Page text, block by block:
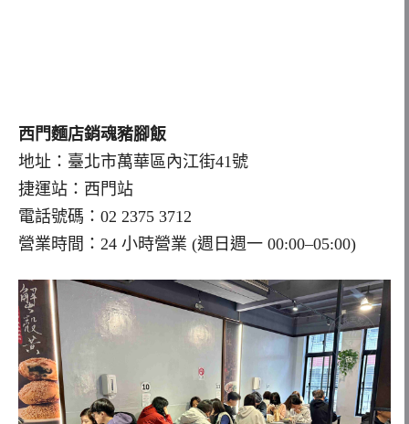
西門麵店銷魂豬腳飯
地址：臺北市萬華區內江街41號
捷運站：西門站
電話號碼：02 2375 3712
營業時間：24 小時營業 (週日週一 00:00–05:00)